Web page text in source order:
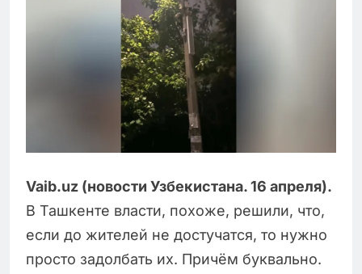
Vaib.uz (новости Узбекистана. 16 апреля).
В Ташкенте власти, похоже, решили, что,
если до жителей не достучатся, то нужно
просто задолбать их. Причём буквально.